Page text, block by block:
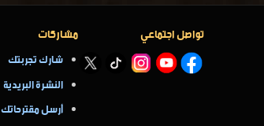
تواصل اجتماعي مشاركات
شارك تجربتك
النشرة البريدية
أرسل مقترحاتك